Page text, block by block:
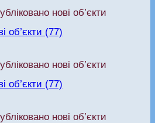
нові об’єкти
об’єкти (77)
нові об’єкти
об’єкти (77)
нові об’єкти